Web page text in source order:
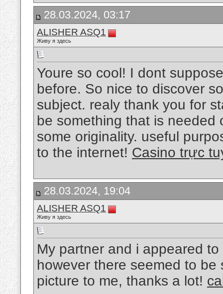
28.03.2024, 03:17
ALISHER ASQ1
Живу я здесь
Youre so cool! I dont
before. So nice to discover
subject. realy thank you for
be something that is needed
some originality. useful
to the internet! Casino trực
28.03.2024, 19:04
ALISHER ASQ1
Живу я здесь
My partner and i appeared
however there seemed to
picture to me, thanks a lot!